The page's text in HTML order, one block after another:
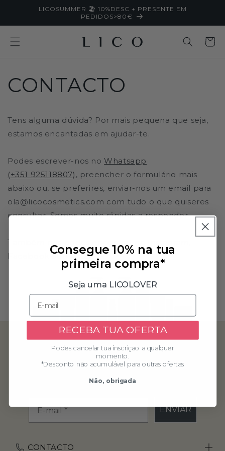
LICOSUMMER 🏖️ 10%DESC + PRESENTE EM
PEDIDOS>80€
Carrinho
CONTACTO
Tens alguma dúvida? Por mais pequena que seja,
estamos encantadas em ajudar-te.
Podes escrever-nos no Whatsapp
(+351 925118807) , preencher o formulário mais
abaixo ou, se preferires, enviar-nos um email para
ola@licocosmetics.com com tudo o que quiseres
consultar. Somos muito rápidas a responder.
Também nos podes encontrar no Instagram,
Facebook ou Twitter.
SUBSCREVA-SE NA NOSSA NEWSLETTER E RECEBA
OBTENHA 10% DE DESCONTO NA SUA PRIMEIRA COMPRA 🤭
ENVIAR
CONTACTO
Consegue 10% na tua
primeira compra*
Seja uma LICOLOVER
RECEBA TUA OFERTA
Podes cancelar tua inscrição a qualquer
momento.
*Desconto não acumulável para outras ofertas
Não, obrigada